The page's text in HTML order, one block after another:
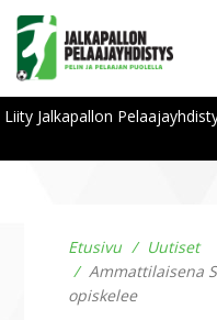
Liity Jalkapallon
Etusivu
Uutiset
Ammattilaisena
opiskelee